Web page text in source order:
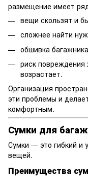
размещение имеет
вещи скользят и
сложнее найти
обшивка
риск повреждения
возрастает.
Организация
эти проблемы и
комфортным.
Сумки для
Сумки — это гибкий и
вещей.
Преимущества